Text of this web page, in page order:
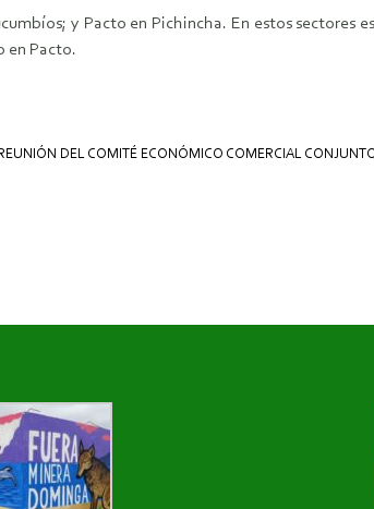
y Pacto en Pichincha. En estos sectores
en Pacto.
REUNIÓN DEL COMITÉ ECONÓMICO COMERCIAL